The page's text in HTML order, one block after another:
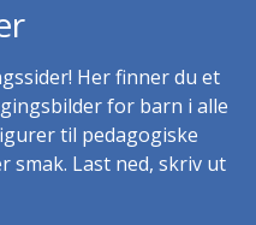
Her finner du et
for barn i alle
til pedagogiske
smak. Last ned, skriv ut